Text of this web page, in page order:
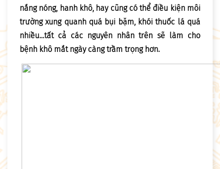
nắng nóng, hanh khô, hay cũng có thể điều kiện môi
trường xung quanh quá bụi bặm, khói thuốc lá quá
nhiều…tất cả các nguyên nhân trên sẽ làm cho
bệnh khô mắt ngày càng trầm trọng hơn.